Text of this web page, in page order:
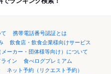
携帯電話番号認証とは
飲食店・飲食企業様向けサービス
メーカー・団体様等向け）について
イン
食べログプレミアム
ネット予約（リクエスト予約）